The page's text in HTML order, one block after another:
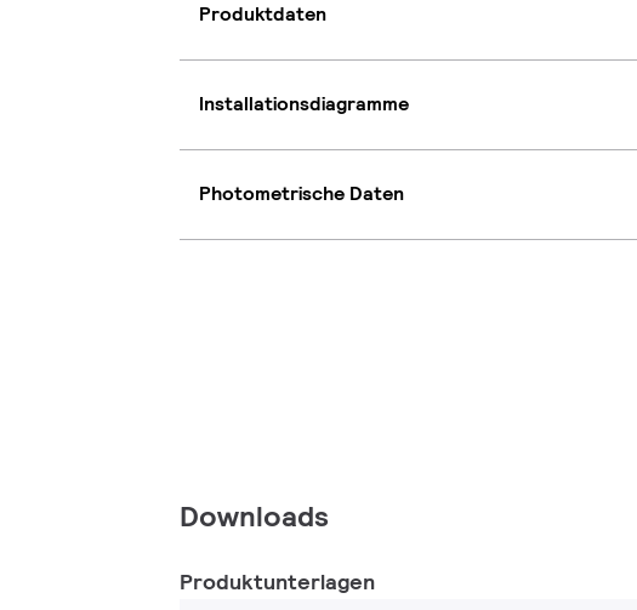
Produktdaten
Installationsdiagramme
Photometrische Daten
Downloads
Produktunterlagen